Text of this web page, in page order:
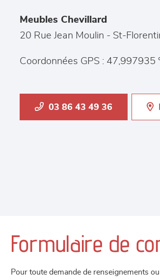
Meubles Chevillard
20 Rue Jean Moulin - St-
Coordonnées GPS : 47,997935
03 86 43 49 36
Formulaire de
Pour toute demande de renseignements